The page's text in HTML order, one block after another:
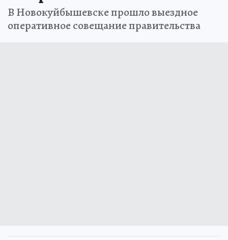
В Новокуйбышевске прошло выездное
оперативное совещание правительства